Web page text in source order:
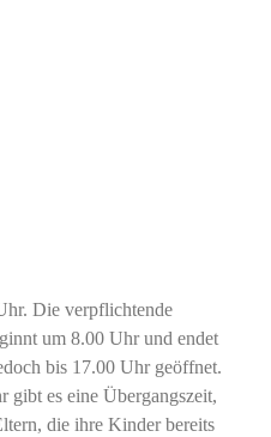
Die verpflichtende
um 8.00 Uhr und endet
bis 17.00 Uhr geöffnet.
gibt es eine Übergangszeit,
die ihre Kinder bereits